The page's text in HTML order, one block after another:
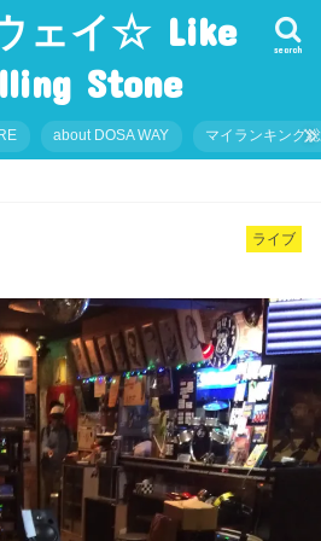
ェイ☆ Like
Stone
search
about DOSA WAY マイランキング
ライブ